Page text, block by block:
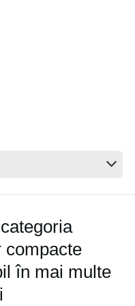
compacte
în mai multe